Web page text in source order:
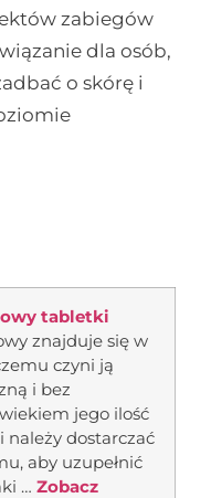
zabiegów
dla osób,
o skórę i
tabletki
znajduje się w
czyni ją
i bez
jego ilość
należy dostarczać
aby uzupełnić
…Zobacz